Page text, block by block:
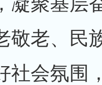
敬老、民
社会氛围